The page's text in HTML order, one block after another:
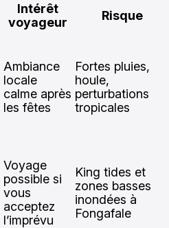
Intérêt
voyageur
Risque
Ambiance
locale
calme après
les fêtes
Fortes pluies,
houle,
perturbations
tropicales
Voyage
possible si
vous
acceptez
l’imprévu
King tides et
zones basses
inondées à
Fongafale